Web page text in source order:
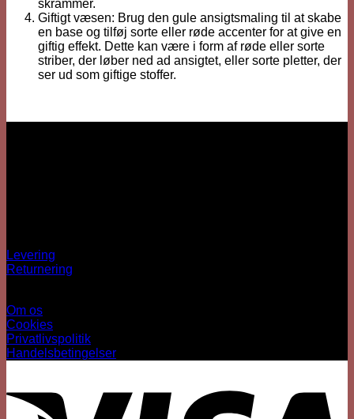
skrammer.
Giftigt væsen: Brug den gule ansigtsmaling til at skabe
en base og tilføj sorte eller røde accenter for at give en
giftig effekt. Dette kan være i form af røde eller sorte
striber, der løber ned ad ansigtet, eller sorte pletter, der
ser ud som giftige stoffer.
Levering
Returnering
Om os
Cookies
Privatlivspolitik
Handelsbetingelser